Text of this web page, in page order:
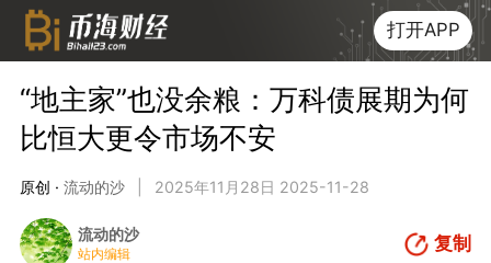
打开APP
“地主家”也没余粮：万科债展期为何
比恒大更令市场不安
原创 · 流动的沙 2025年11月28日 2025-11-28
流动的沙
站内编辑 复制